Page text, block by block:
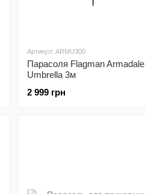
Артикул: ARMU300
Парасоля Flagman Armadale
Umbrella 3м
2 999 грн